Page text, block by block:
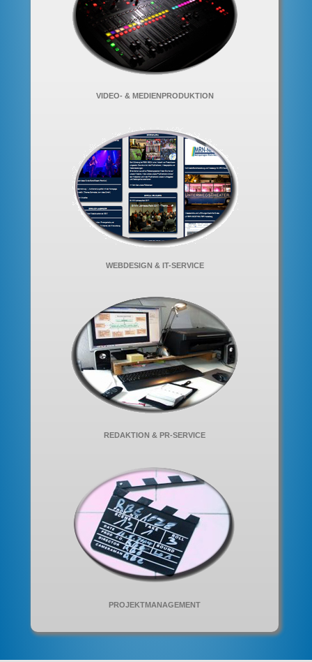
VIDEO- & MEDIENPRODUKTION
WEBDESIGN & IT-SERVICE
REDAKTION & PR-SERVICE
PROJEKTMANAGEMENT